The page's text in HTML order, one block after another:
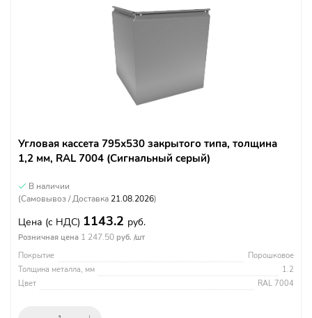
Угловая кассета 795х530 закрытого типа, толщина
1,2 мм, RAL 7004 (Сигнальный серый)
В наличии
(Самовывоз / Доставка 21.08.2026)
Цена (с НДС) 1143.2 руб.
Розничная цена 1 247.50 руб. /шт
Покрытие
Порошковое
Толщина металла, мм
1.2
Цвет
RAL 7004